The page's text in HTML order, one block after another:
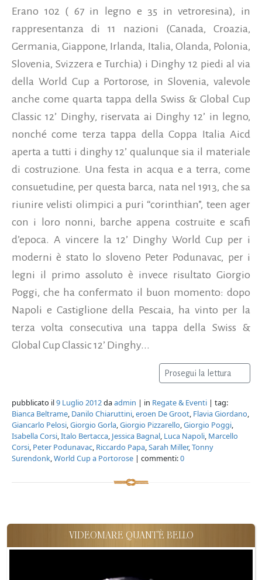
Erano 102 ( 67 in legno e 35 in vetroresina), in
rappresentanza di 11 nazioni (Canada, Croazia,
Germania, Giappone, Irlanda, Italia, Olanda, Polonia,
Slovenia, Svizzera e Turchia) i Dinghy 12 piedi al via
della World Cup a Portorose, in Slovenia, valevole
anche come quarta tappa della Swiss & Global Cup
Classic 12’ Dinghy, riservata ai Dinghy 12’ in legno,
nonché come terza tappa della Coppa Italia Aicd
aperta a tutti i dinghy 12’ qualunque sia il materiale
di costruzione. Una festa in acqua e a terra, come
consuetudine, per questa barca, nata nel 1913, che sa
riunire velisti olimpici a puri “corinthian”, teen ager
con i loro nonni, barche appena costruite e scafi
d’epoca. A vincere la 12’ Dinghy World Cup per i
moderni è stato lo sloveno Peter Podunavac, per i
legni il primo assoluto è invece risultato Giorgio
Poggi, che ha confermato il buon momento: dopo
Napoli e Castiglione della Pescaia, ha vinto per la
terza volta consecutiva una tappa della Swiss &
Global Cup Classic 12’ Dinghy...
Prosegui la lettura
pubblicato il9 Luglio 2012daadmin | in Regate & Eventi | tag:
Bianca Beltrame, Danilo Chiaruttini,eroen De Groot, Flavia Giordano,
Giancarlo Pelosi,Giorgio Gorla,Giorgio Pizzarello,Giorgio Poggi,
Isabella Corsi,Italo Bertacca, Jessica Bagnal, Luca Napoli, Marcello
Corsi, Peter Podunavac, Riccardo Papa,Sarah Miller,Tonny
Surendonk,World Cup a Portorose | commenti:0
VIDEOMARE QUANT'È BELLO